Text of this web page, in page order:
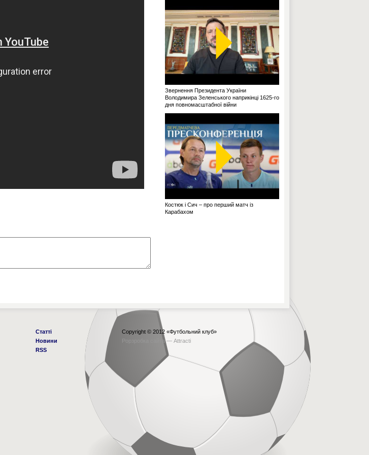
Звернення Президента України
Володимира Зеленського наприкінці 1625-го
дня повномасштабної війни
Костюк і Сич – про перший матч із
Карабахом
Статті
Новини
RSS
Copyright © 2012 «Футбольний клуб»
Рорзробка сайта — Attracti